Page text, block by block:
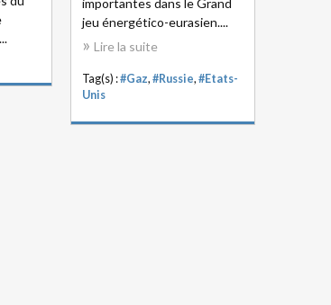
importantes dans le Grand
jeu énergético-eurasien....
Lire la suite
Tag(s) :#Gaz, #Russie, #Etats-
Unis